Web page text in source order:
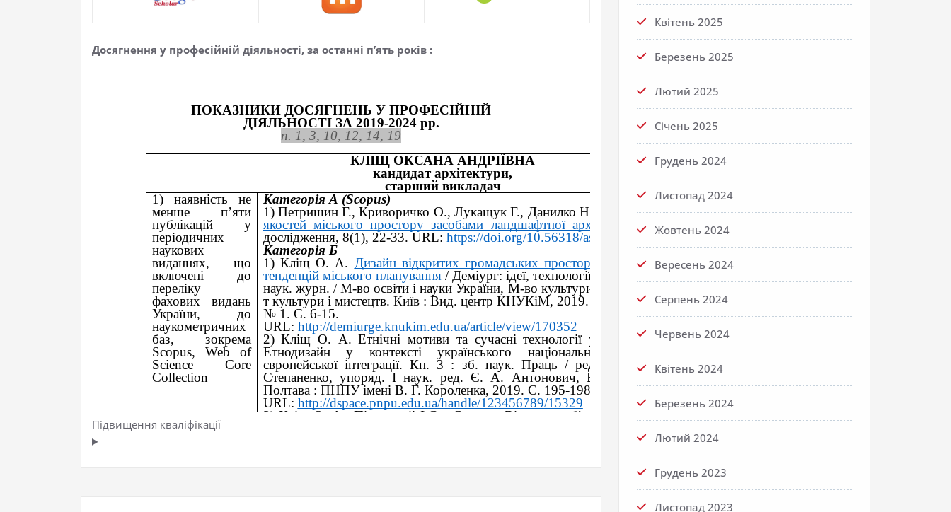
Досягнення у професійній діяльності, за останні п’ять років :
Підвищення кваліфікації
Квітень 2025
Березень 2025
Лютий 2025
Січень 2025
Грудень 2024
Листопад 2024
Жовтень 2024
Вересень 2024
Серпень 2024
Червень 2024
Квітень 2024
Березень 2024
Лютий 2024
Грудень 2023
Листопад 2023